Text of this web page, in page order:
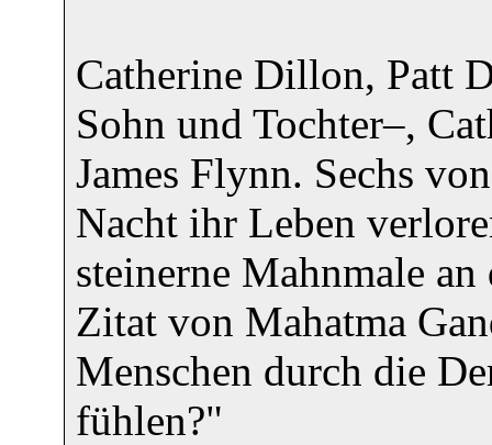
Catherine Dillon, Patt
Sohn und Tochter–,
James Flynn. Sechs
Nacht ihr Leben
steinerne Mahnmale
Zitat von Mahatma
Menschen durch die
fühlen?"